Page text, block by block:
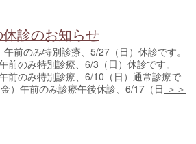
診のお知らせ
前のみ特別診療、5/27（日）休診です。
前のみ特別診療、6/3（日）休診です。
前のみ特別診療、6/10（日）通常診療で
）午前のみ診療午後休診、6/17（日 ＞＞